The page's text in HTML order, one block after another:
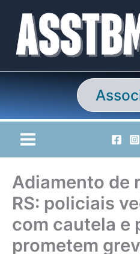
conteúdo
Adiamento de
RS: policiais
com cautela e
prometem